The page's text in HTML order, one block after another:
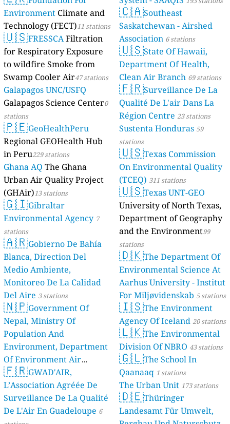
Environment Climate and
Technology (FECT)11 stations
🇺🇸FRESSCAFiltration
for Respiratory Exposure
to wildfire Smoke from
Swamp Cooler Air47 stations
Galapagos UNC/USFQ
Galapagos Science Center0
stations
🇵🇪GeoHealthPeru
Regional GEOHealth Hub
in Peru229 stations
Ghana AQ The Ghana
Urban Air Quality Project
(GHAir)13 stations
🇬🇮Gibraltar
Environmental Agency 7
stations
🇦🇷Gobierno De Bahía
Blanca, Direction Del
Medio Ambiente,
Monitoreo De La Calidad
Del Aire 3 stations
🇳🇵Government Of
Nepal, Ministry Of
Population And
Environment, Department
Of Environment Air
Quality Monitoring
stations
🇫🇷GWAD'AIR,
L’Association Agréée De
Surveillance De La Qualité
De L'Air En Guadeloupe 6
🇨🇦Southeast
Saskatchewan - Airshed
Association 6 stations
🇺🇸State Of Hawaii,
Department Of Health,
Clean Air Branch 69 stations
🇫🇷Surveillance De La
Qualité De L'air Dans La
Région Centre 23 stations
Sustenta Honduras 59
stations
🇺🇸Texas Commission
On Environmental Quality
(TCEQ) 311 stations
🇺🇸Texas UNT-GEO
University of North Texas,
Department of Geography
and the Environment99
stations
🇩🇰The Department Of
Environmental Science At
Aarhus University - Institut
For Miljøvidenskab 5 stations
🇮🇸The Environment
Agency Of Iceland 20 stations
🇱🇰The Environmental
Division Of NBRO 43 stations
🇬🇱The School In
Qaanaaq 1 stations
The Urban Unit 173 stations
🇩🇪Thüringer
Landesamt Für Umwelt,